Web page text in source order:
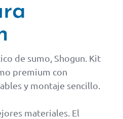
de sumo, Shogun. Kit
premium con
y montaje sencillo.
materiales. El